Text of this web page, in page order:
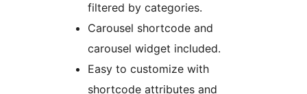
filtered by categories.
Carousel shortcode and
carousel widget included.
Easy to customize with
shortcode attributes and